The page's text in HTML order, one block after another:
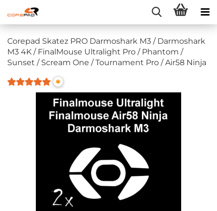
Corepad Skatez PRO Darmoshark M3 / Darmoshark
M3 4K / FinalMouse Ultralight Pro / Phantom /
Sunset / Scream One / Tournament Pro / Air58 Ninja
*